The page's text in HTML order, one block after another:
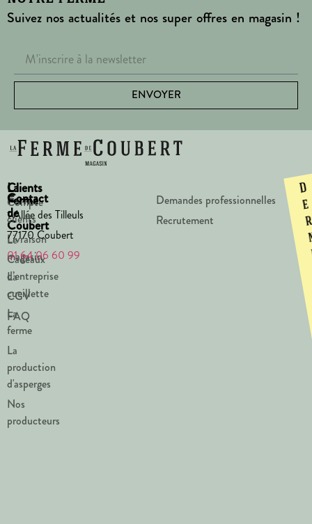
Suivez nos actualités et nos super offres en magasin !
ENVOYER
La
Ferme
de
Coubert
Le
magasin
La
cueillette
La
ferme
La
production
d'asperges
Nos
producteurs
Clients
Compte
clients
Livraison
Cadeaux
d’entreprise
CGV
FAQ
Contact
1 Allée des Tilleuls
77170 Coubert
01 64 06 60 99
Demandes professionnelles
Recrutement
D
e